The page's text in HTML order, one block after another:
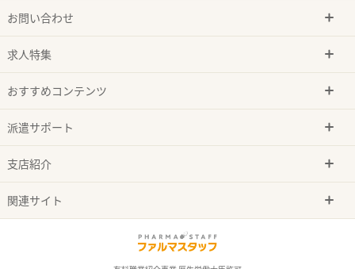
お問い合わせ
求人特集
おすすめコンテンツ
派遣サポート
支店紹介
関連サイト